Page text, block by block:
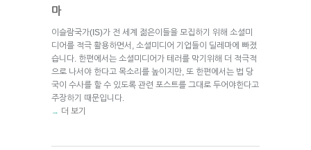
마
이슬람국가(IS)가 전 세계 젊은이들을 모집하기 위해 소셜미
디어를 적극 활용하면서, 소셜미디어 기업들이 딜레마에 빠졌
습니다. 한편에서는 소셜미디어가 테러를 막기위해 더 적극적
으로 나서야 한다고 목소리를 높이지만, 또 한편에서는 법 당
국이 수사를 할 수 있도록 관련 포스트를 그대로 두어야한다고
주장하기 때문입니다.
→ 더 보기